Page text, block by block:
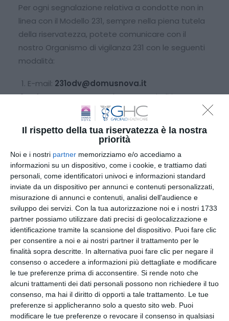
Il rispetto della tua riservatezza è la nostra
priorità
Noi e i nostri partner memorizziamo e/o accediamo a
informazioni su un dispositivo, come i cookie, e trattiamo dati
personali, come identificatori univoci e informazioni standard
inviate da un dispositivo per annunci e contenuti personalizzati,
misurazione di annunci e contenuti, analisi dell'audience e
sviluppo dei servizi. Con la tua autorizzazione noi e i nostri 1733
partner possiamo utilizzare dati precisi di geolocalizzazione e
identificazione tramite la scansione del dispositivo. Puoi fare clic
per consentire a noi e ai nostri partner il trattamento per le
finalità sopra descritte. In alternativa puoi fare clic per negare il
consenso o accedere a informazioni più dettagliate e modificare
le tue preferenze prima di acconsentire. Si rende noto che
alcuni trattamenti dei dati personali possono non richiedere il tuo
consenso, ma hai il diritto di opporti a tale trattamento. Le tue
preferenze si applicheranno solo a questo sito web. Puoi
modificare le tue preferenze o revocare il consenso in qualsiasi
Per ogni segnalazione relativa a condotte non in
linea con il Modello 231, sempre nella piena tutela
della riservatezza, potete comunicare con il
nostro Organismo di vigilanza 231 con le seguenti
modalità:
E-mail: 231odv@domusnova.it
In formato cartaceo al seguente indirizzo:
Organismo di vigilanza di Domus Nova srl –
via Paolo Pavirani 44, 48121 Ravenna.
All’ulteriore canale informativo istituito dalla
Società, in conformità a quanto previsto dalla
normativa in materia di whistleblowing, è possibile
inviare segnalazioni all’indirizzo mail
odv231domus@gmail.com, indirizzo di posta
elettronica personale (non afferente al dominio
della Società) al quale accede solo l’Organismo di
Vigilanza:
Codice Etico Gruppo GHC
Policy Anticorruzione del Gruppo GHC
Policy Diversity and Inclusion GHC
Modello di organizzazione e gestione ex
D.lgs. 231/2001